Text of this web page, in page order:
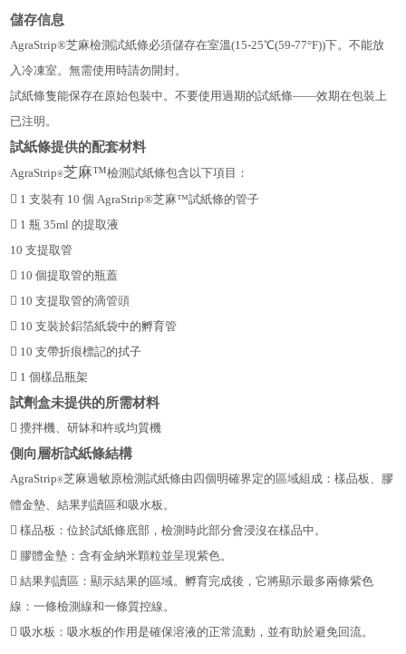
儲存信息
AgraStrip®芝麻檢測試紙條必須儲存在室溫(15-25℃(59-77°F))下。不能放
入冷凍室。無需使用時請勿開封。
試紙條隻能保存在原始包裝中。不要使用過期的試紙條——效期在包裝上
已注明。
試紙條提供的配套材料
AgraStrip®芝麻™檢測試紙條包含以下項目 ：
 1 支裝有 10 個 AgraStrip®芝麻™試紙條的管子
 1 瓶 35ml 的提取液
10 支提取管
 10 個提取管的瓶蓋
 10 支提取管的滴管頭
 10 支裝於鋁箔紙袋中的孵育管
 10 支帶折痕標記的拭子
 1 個樣品瓶架
試劑盒未提供的所需材料
攪拌機、研缽和杵或均質機
側向層析試紙條結構
AgraStrip®芝麻過敏原檢測試紙條由四個明確界定的區域組成：樣品板、膠
體金墊、結果判讀區和吸水板。
樣品板：位於試紙條底部，檢測時此部分會浸沒在樣品中。
 膠體金墊：含有金納米顆粒並呈現紫色。
結果判讀區：顯示結果的區域。孵育完成後，它將顯示最多兩條紫色
線：一條檢測線和一條質控線。
吸水板：吸水板的作用是確保溶液的正常流動，並有助於避免回流。